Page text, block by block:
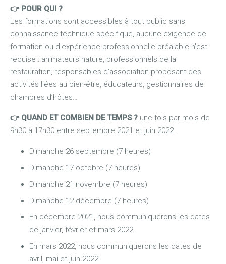
👉 POUR QUI ?
Les formations sont accessibles à tout public sans
connaissance technique spécifique, aucune exigence de
formation ou d’expérience professionnelle préalable n’est
requise : animateurs nature, professionnels de la
restauration, responsables d’association proposant des
activités liées au bien-être, éducateurs, gestionnaires de
chambres d’hôtes…
👉 QUAND ET COMBIEN DE TEMPS ? une fois par mois de
9h30 à 17h30 entre septembre 2021 et juin 2022
Dimanche 26 septembre (7 heures)
Dimanche 17 octobre (7 heures)
Dimanche 21 novembre (7 heures)
Dimanche 12 décembre (7 heures)
En décembre 2021, nous communiquerons les dates
de janvier, février et mars 2022
En mars 2022, nous communiquerons les dates de
avril, mai et juin 2022